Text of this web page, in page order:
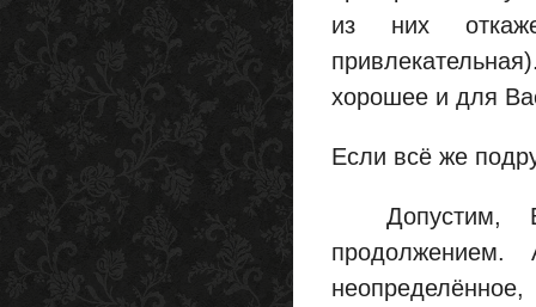
из них
хорошее и для
Если всё же
Допустим,